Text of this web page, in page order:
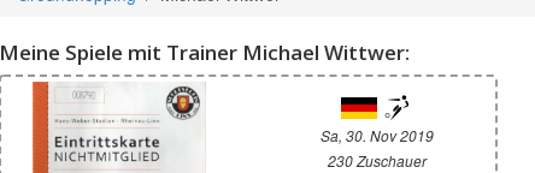
Meine Spiele mit Trainer Michael Wittwer:
Sa, 30. Nov 2019
230 Zuschauer